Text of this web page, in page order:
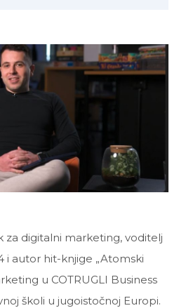
za digitalni marketing, voditelj
i autor hit-knjige „Atomski
u COTRUGLI Business
školi u jugoistočnoj Europi.